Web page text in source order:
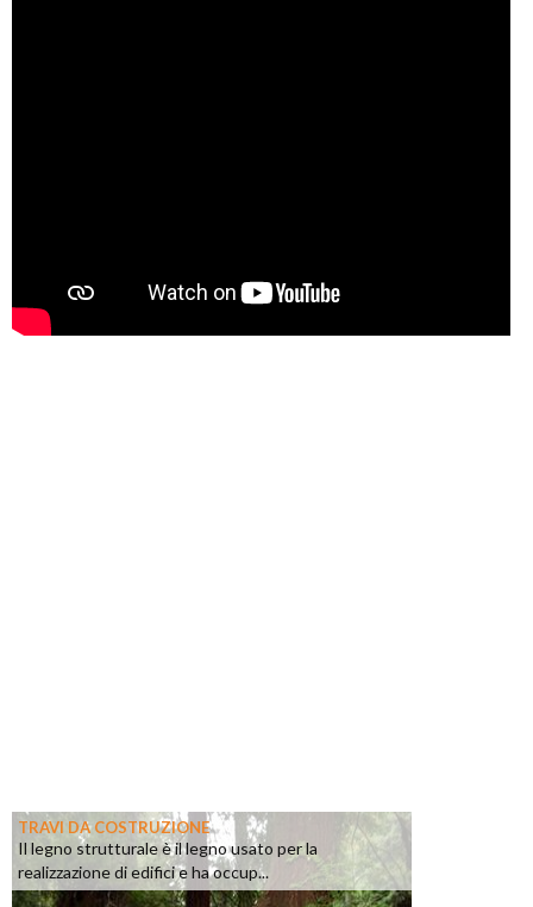
TRAVI DA COSTRUZIONE
Il legno strutturale è il legno usato per la
realizzazione di edifici e ha occup...